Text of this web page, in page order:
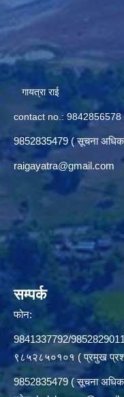
गायत्रा राई
contact no.: 9842856578
9852835479 ( सूचना
raigayatra@gmail.com
सम्पर्क
फोन:
9841337792/
९८५२८५०१०१ ( प्रमुख
9852835479 ( सूचना